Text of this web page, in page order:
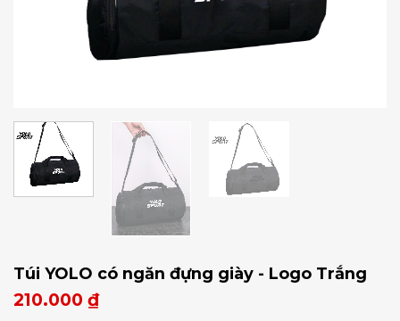
Túi YOLO có ngăn đựng giày - Logo Trắng
210.000 ₫